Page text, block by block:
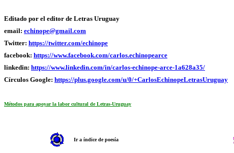
Editado por el editor de Letras Uruguay
email: echinope@gmail.com
Twitter: https://twitter.com/echinope
facebook: https://www.facebook.com/carlos.echinopearce
linkedin: https://www.linkedin.com/in/carlos-echinope-arce-1a628a35/
Círculos Google: https://plus.google.com/u/0/+CarlosEchinopeLetrasUruguay
Métodos para apoyar la labor cultural de Letras-Uruguay
Ir a índice de poesía